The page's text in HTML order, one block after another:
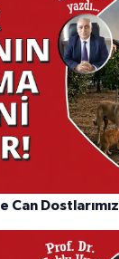
Can Dostlarımız